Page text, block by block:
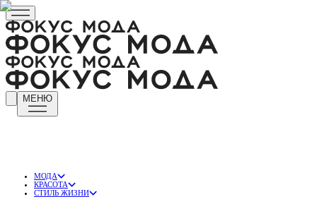
МЕНЮ
МОДА
КРАСОТА
СТИЛЬ ЖИЗНИ